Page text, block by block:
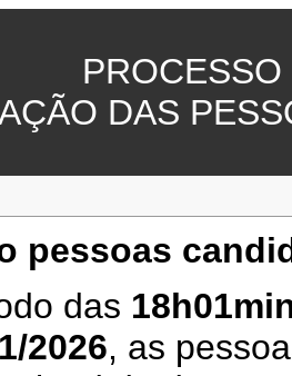
DAS
pessoas
das
2026, as